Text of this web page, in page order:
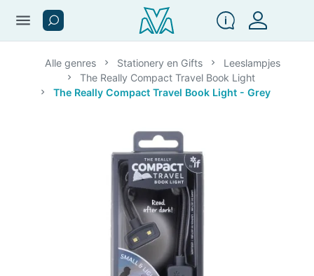
menu
Alle genres Stationery en Gifts
Leeslampjes
The Really Compact Travel Book Light
The Really Compact Travel Book Light - Grey